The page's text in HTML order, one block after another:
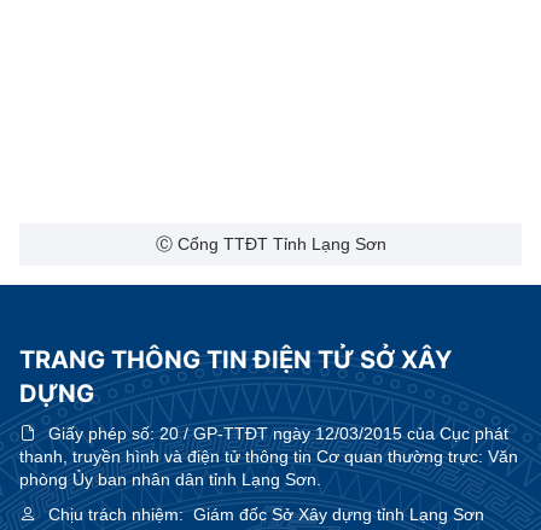
Ⓒ Cổng TTĐT Tỉnh Lạng Sơn
TRANG THÔNG TIN ĐIỆN TỬ SỞ XÂY
DỰNG
Giấy phép số:20 / GP-TTĐT ngày 12/03/2015 của Cục phát
thanh, truyền hình và điện tử thông tin Cơ quan thường trực: Văn
phòng Ủy ban nhân dân tỉnh Lạng Sơn.
Chịu trách nhiệm:Giám đốc Sở Xây dựng tỉnh Lạng Sơn